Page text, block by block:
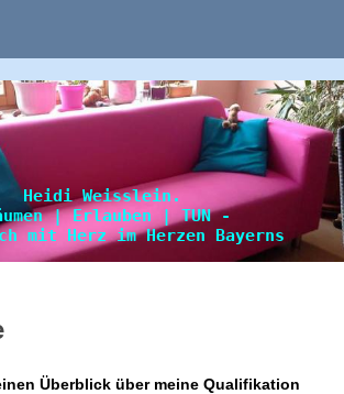
Heidi Weisslein.
| Erlauben | TUN -
mit Herz im Herzen Bayerns
Überblick über meine Qualifikation